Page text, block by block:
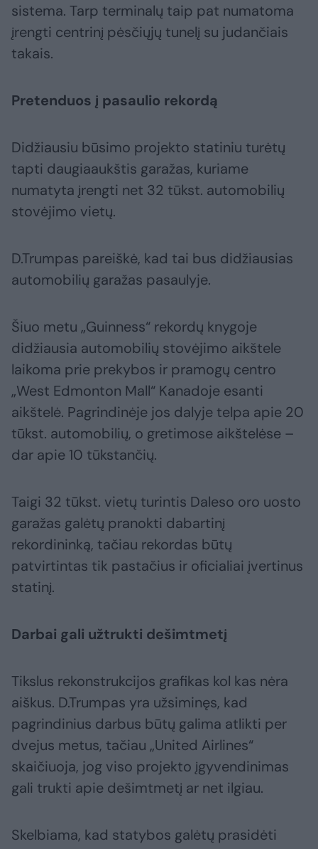
sistema. Tarp terminalų taip pat numatoma
įrengti centrinį pėsčiųjų tunelį su judančiais
takais.
Pretenduos į pasaulio rekordą
Didžiausiu būsimo projekto statiniu turėtų
tapti daugiaaukštis garažas, kuriame
numatyta įrengti net 32 tūkst. automobilių
stovėjimo vietų.
D.Trumpas pareiškė, kad tai bus didžiausias
automobilių garažas pasaulyje.
Šiuo metu „Guinness“ rekordų knygoje
didžiausia automobilių stovėjimo aikštele
laikoma prie prekybos ir pramogų centro
„West Edmonton Mall“ Kanadoje esanti
aikštelė. Pagrindinėje jos dalyje telpa apie 20
tūkst. automobilių, o gretimose aikštelėse –
dar apie 10 tūkstančių.
Taigi 32 tūkst. vietų turintis Daleso oro uosto
garažas galėtų pranokti dabartinį
rekordininką, tačiau rekordas būtų
patvirtintas tik pastačius ir oficialiai įvertinus
statinį.
Darbai gali užtrukti dešimtmetį
Tikslus rekonstrukcijos grafikas kol kas nėra
aiškus. D.Trumpas yra užsiminęs, kad
pagrindinius darbus būtų galima atlikti per
dvejus metus, tačiau „United Airlines“
skaičiuoja, jog viso projekto įgyvendinimas
gali trukti apie dešimtmetį ar net ilgiau.
Skelbiama, kad statybos galėtų prasidėti